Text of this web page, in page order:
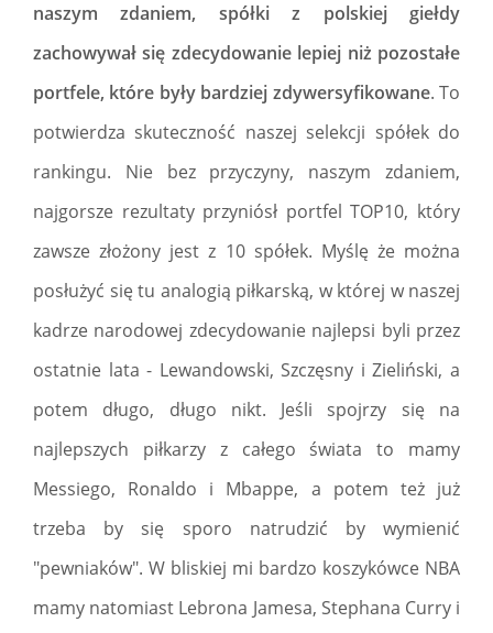
naszym zdaniem, spółki z polskiej giełdy
zachowywał się zdecydowanie lepiej niż pozostałe
portfele, które były bardziej zdywersyfikowane. To
potwierdza skuteczność naszej selekcji spółek do
rankingu. Nie bez przyczyny, naszym zdaniem,
najgorsze rezultaty przyniósł portfel TOP10, który
zawsze złożony jest z 10 spółek. Myślę że można
posłużyć się tu analogią piłkarską, w której w naszej
kadrze narodowej zdecydowanie najlepsi byli przez
ostatnie lata - Lewandowski, Szczęsny i Zieliński, a
potem długo, długo nikt. Jeśli spojrzy się na
najlepszych piłkarzy z całego świata to mamy
Messiego, Ronaldo i Mbappe, a potem też już
trzeba by się sporo natrudzić by wymienić
"pewniaków". W bliskiej mi bardzo koszykówce NBA
mamy natomiast Lebrona Jamesa, Stephana Curry i